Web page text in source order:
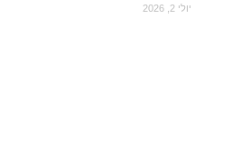
יולי 2, 2026